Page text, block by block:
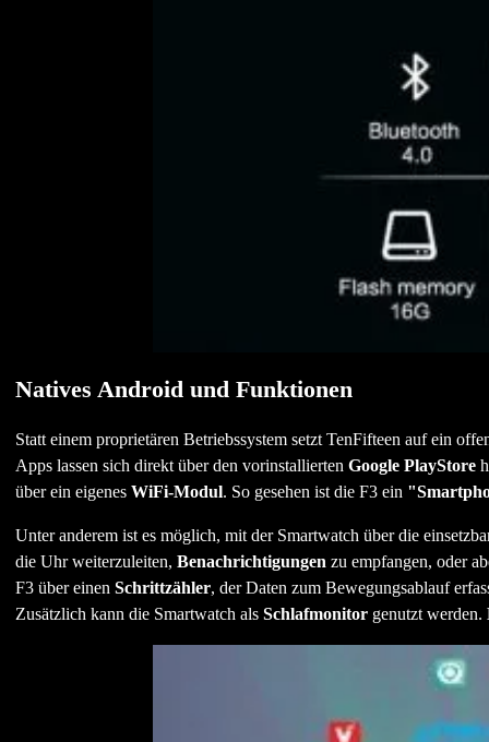
Natives Android und Funktionen
Statt einem proprietären Betriebssystem setzt TenFifteen auf ein
Apps lassen sich direkt über den vorinstallierten Google PlayStore
über ein eigenes WiFi-Modul. So gesehen ist die F3 ein
Unter anderem ist es möglich, mit der Smartwatch über die
die Uhr weiterzuleiten, Benachrichtigungen zu empfangen, oder
F3 über einen Schrittzähler, der Daten zum Bewegungsablauf
Zusätzlich kann die Smartwatch als Schlafmonitorgenutzt werden.